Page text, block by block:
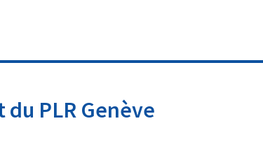
PLR Genève